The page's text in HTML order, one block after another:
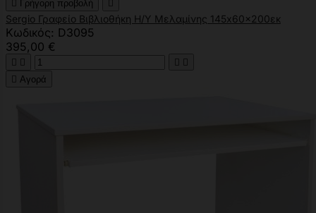
 Γρήγορη προβολή 
Sergio Γραφείο Βιβλιοθήκη Η/Υ Μελαμίνης 145x60x200εκ
Κωδικός: D3095
395,00 €
   
 Αγορά